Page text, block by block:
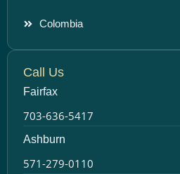
Colombia
Call Us
Fairfax
703-636-5417
Ashburn
571-279-0110